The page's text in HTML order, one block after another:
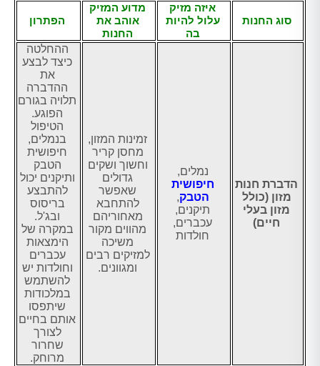
סוג החנות
איזה מזיק
עלול להיות
בה
מדוע המזיק
אוהב את
החנות
הפתרון
הדברת חנות
מזון (כולל
מזון בעלי
חיים)
נמלים,
חיפושית
הטבק,
תיקנים,
עכברים,
חולדות
זמינות המזון,
מחסן קריר
וחשוך ושקים
גדולים
שאפשר
להתחבא
מאחוריהם
מהווים מקור
משיכה
למזיקים רבים
ומגוונים.
ההחלטה
כיצד לבצע
את
ההדברה
תלויה בגורם
הפוגע.
הטיפול
בנמלים,
חיפושית
הטבק
ותיקנים יכול
להתבצע
בריסוס
ובג'ל.
במקרה של
הימצאות
עכברים
וחולדות יש
להשתמש
במלכודות
שיתפסו
אותם בחיים
לצורך
שחרור
מרוחק.